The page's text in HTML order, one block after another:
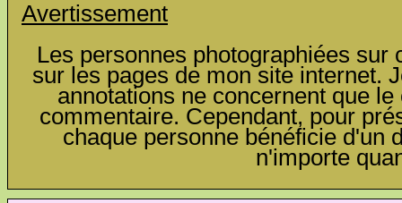
Avertissement
Les personnes photographiées
sur les pages de mon site internet.
annotations ne concernent que
commentaire. Cependant, pour
chaque personne bénéficie d'un
n'importe